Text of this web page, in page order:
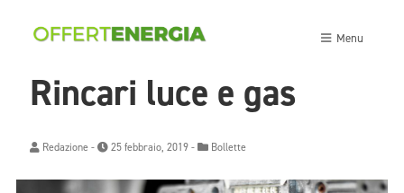
Menu
Rincari luce e gas
Redazione- 25 febbraio, 2019 - Bollette